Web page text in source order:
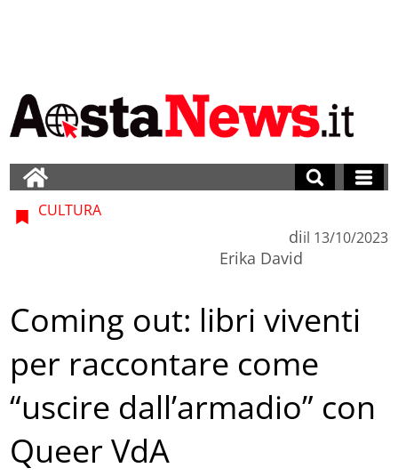
CULTURA
di
Erika David
il 13/10/2023
Coming out: libri viventi
per raccontare come
“uscire dall’armadio” con
Queer VdA